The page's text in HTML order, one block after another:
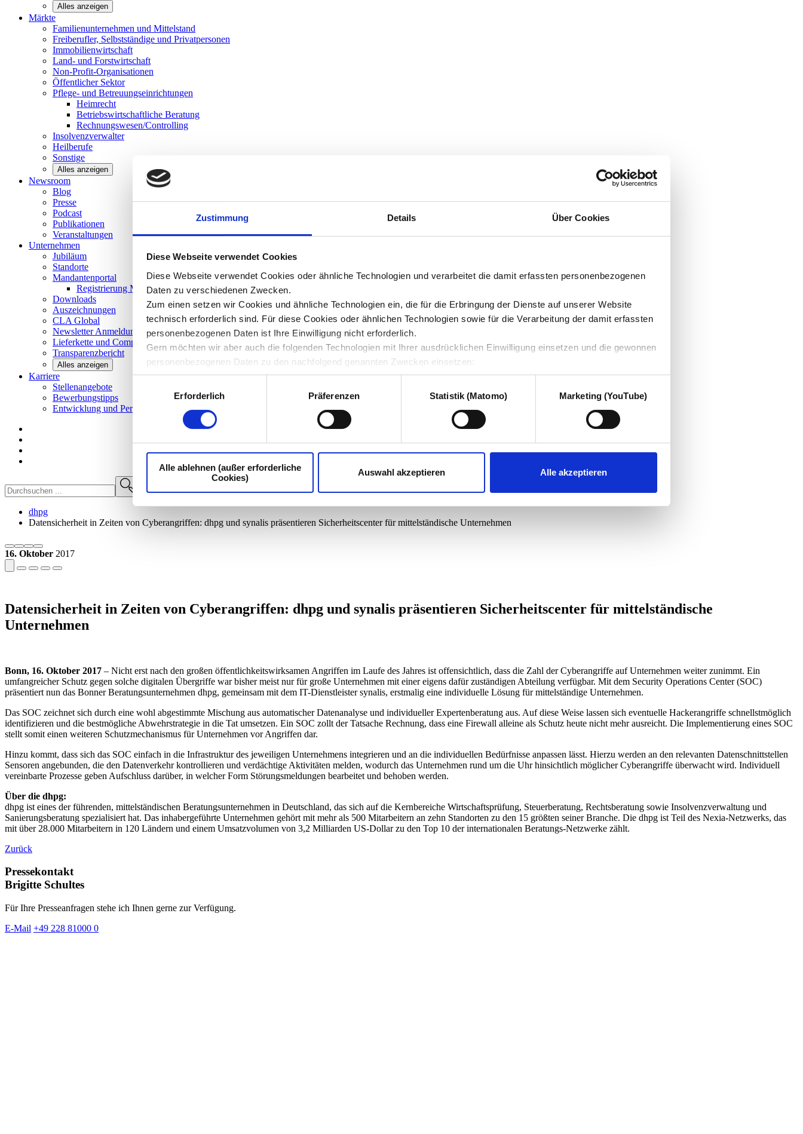
Zustimmung Details Über Cookies
Diese Webseite verwendet Cookies
Diese Webseite verwendet Cookies oder ähnliche Technologien und verarbeitet die damit erfassten personenbezogenen
Daten zu verschiedenen Zwecken.
Zum einen setzen wir Cookies und ähnliche Technologien ein, die für die Erbringung der Dienste auf unserer Website
technisch erforderlich sind. Für diese Cookies oder ähnlichen Technologien sowie für die Verarbeitung der damit erfassten
personenbezogenen Daten ist Ihre Einwilligung nicht erforderlich.
Gern möchten wir aber auch die folgenden Technologien mit Ihrer ausdrücklichen Einwilligung einsetzen und die gewonnen
personenbezogenen Daten zu den nachfolgend genannten Zwecken einsetzen:
Erforderlich
Präferenzen Statistik (Matomo) Marketing (YouTube)
Alle ablehnen (außer erforderliche
Cookies)
Auswahl akzeptieren Alle akzeptieren
Alles anzeigen
Märkte
Familienunternehmen und Mittelstand
Freiberufler, Selbstständige und Privatpersonen
Immobilienwirtschaft
Land- und Forstwirtschaft
Non-Profit-Organisationen
Öffentlicher Sektor
Pflege- und Betreuungseinrichtungen
Heimrecht
Betriebswirtschaftliche Beratung
Rechnungswesen/Controlling
Insolvenzverwalter
Heilberufe
Sonstige
Alles anzeigen
Newsroom
Blog
Presse
Podcast
Publikationen
Veranstaltungen
Unternehmen
Jubiläum
Standorte
Mandantenportal
Registrierung Mandantenportal
Downloads
Auszeichnungen
CLA Global
NewsletterAnmeldung
Lieferkette und Compliance
Transparenzbericht
Alles anzeigen
Karriere
Stellenangebote
Bewerbungstipps
Entwicklung und Perspektiven
dhpg
Datensicherheit in Zeiten von Cyberangriffen: dhpg und synalis präsentieren Sicherheitscenter für mittelständische Unternehmen
16. Oktober 2017
Datensicherheit in Zeiten von Cyberangriffen: dhpg und synalis präsentieren Sicherheitscenter für mittelständische
Unternehmen
Bonn, 16. Oktober 2017 – Nicht erst nach den großen öffentlichkeitswirksamen Angriffen im Laufe des Jahres ist offensichtlich, dass die Zahl der Cyberangriffe auf Unternehmen weiter zunimmt. Ein
umfangreicher Schutz gegen solche digitalen Übergriffe war bisher meist nur für große Unternehmen mit einer eigens dafür zuständigen Abteilung verfügbar. Mit dem Security Operations Center (SOC)
präsentiert nun das Bonner Beratungsunternehmen dhpg, gemeinsam mit dem IT-Dienstleister synalis, erstmalig eine individuelle Lösung für mittelständige Unternehmen.
Das SOC zeichnet sich durch eine wohl abgestimmte Mischung aus automatischer Datenanalyse und individueller Expertenberatung aus. Auf diese Weise lassen sich eventuelle Hackerangriffe schnellstmöglich
identifizieren und die bestmögliche Abwehrstrategie in die Tat umsetzen. Ein SOC zollt der Tatsache Rechnung, dass eine Firewall alleine als Schutz heute nicht mehr ausreicht. Die Implementierung eines SOC
stellt somit einen weiteren Schutzmechanismus für Unternehmen vor Angriffen dar.
Hinzu kommt, dass sich das SOC einfach in die Infrastruktur des jeweiligen Unternehmens integrieren und an die individuellen Bedürfnisse anpassen lässt. Hierzu werden an den relevanten Datenschnittstellen
Sensoren angebunden, die den Datenverkehr kontrollieren und verdächtige Aktivitäten melden, wodurch das Unternehmen rund um die Uhr hinsichtlich möglicher Cyberangriffe überwacht wird. Individuell
vereinbarte Prozesse geben Aufschluss darüber, in welcher Form Störungsmeldungen bearbeitet und behoben werden.
Über die dhpg:
dhpg ist eines der führenden, mittelständischen Beratungsunternehmen in Deutschland, das sich auf die Kernbereiche Wirtschaftsprüfung, Steuerberatung, Rechtsberatung sowie Insolvenzverwaltung und
Sanierungsberatung spezialisiert hat. Das inhabergeführte Unternehmen gehört mit mehr als 500 Mitarbeitern an zehn Standorten zu den 15 größten seiner Branche. Die dhpg ist Teil des Nexia-Netzwerks, das
mit über 28.000 Mitarbeitern in 120 Ländern und einem Umsatzvolumen von 3,2 Milliarden US-Dollar zu den Top 10 der internationalen Beratungs-Netzwerke zählt.
Zurück
Pressekontakt
Brigitte Schultes
Für Ihre Presseanfragen stehe ich Ihnen gerne zur Verfügung.
E-Mail +49 228 81000 0